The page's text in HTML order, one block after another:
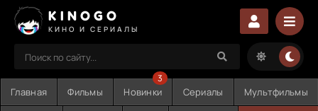
KINOGO
КИНО И СЕРИАЛЫ
Главная Фильмы Новинки
3
Сериалы Мультфильмы